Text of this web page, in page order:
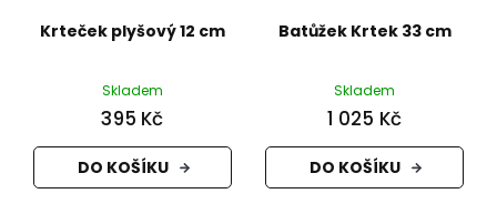
Krteček plyšový 12 cm
Skladem
395 Kč
DO KOŠÍKU
Batůžek Krtek 33 cm
Skladem
1 025 Kč
DO KOŠÍKU